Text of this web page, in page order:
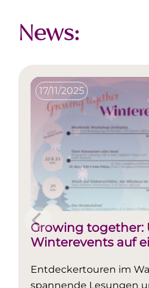
News:
17/11/2025
Growing together:
Winterevents auf
Entdeckertouren im
spannende Lesungen